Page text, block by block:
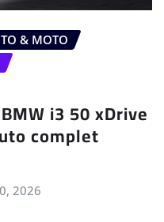
& MOTO
i3 50 xDrive
complet
2026